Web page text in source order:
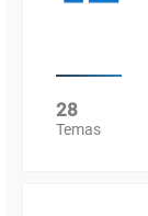
28
Temas